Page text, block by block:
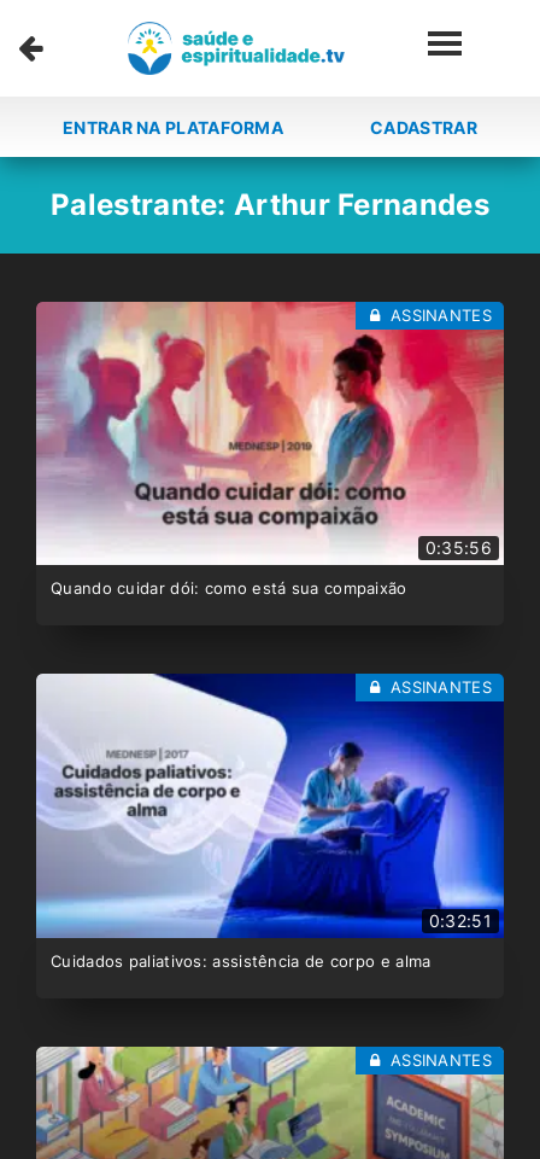
ENTRAR NA PLATAFORMA CADASTRAR
Palestrante:Arthur Fernandes
0:35:56
Quando cuidar dói: como está sua compaixão
ASSINANTES
0:32:51
Cuidados paliativos: assistência de corpo e alma
ASSINANTES
ASSINANTES